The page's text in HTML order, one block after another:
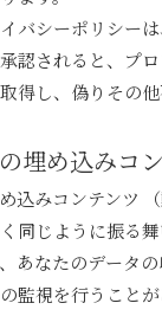
バシーポリシーは
認されると、プ
得し、偽りその
埋め込みコ
込みコンテンツ
同じように振る舞
あなたのデータ
監視を行うことが